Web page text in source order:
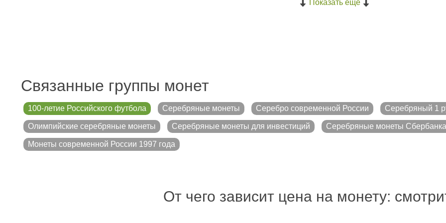
Показать ещё
Связанные группы монет
100-летие Российского футбола Серебряные монеты Серебро современной России Серебряный 1
Олимпийские серебряные монеты Серебряные монеты для инвестиций Серебряные монеты Сбербанка
Монеты современной России 1997 года
От чего зависит цена на монету: